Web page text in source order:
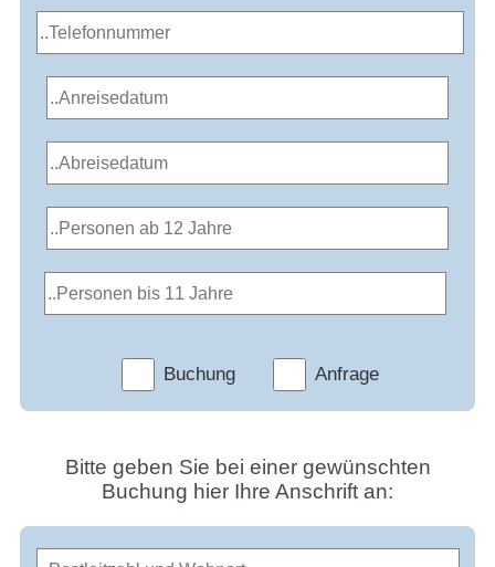
Buchung Anfrage
Bitte geben Sie bei einer gewünschten
Buchung hier Ihre Anschrift an: